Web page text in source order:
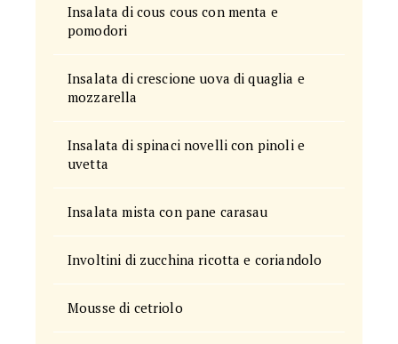
Insalata di cous cous con menta e
pomodori
Insalata di crescione uova di quaglia e
mozzarella
Insalata di spinaci novelli con pinoli e
uvetta
Insalata mista con pane carasau
Involtini di zucchina ricotta e coriandolo
Mousse di cetriolo